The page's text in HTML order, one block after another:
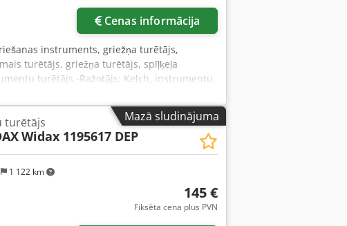
Cenas informācija
instruments, griežņa turētājs,
turētājs, griežņa turētājs, spīļķeļa
turētājs -Ražotājs: Kelch, instrumentu
Ø 102 x 18 mm -Daudzums: 1x turētājs ir
Adysrf
Mazā sludinājuma
1 122 km
turētājs
Widax 1195617 DEP
145 €
Fiksēta cena plus PVN